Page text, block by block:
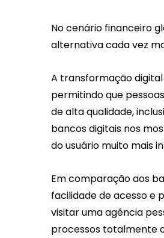
No cenário financeiro
alternativa cada vez
A transformação
permitindo que
de alta qualidade,
bancos digitais nos
do usuário muito mais
Em comparação aos
facilidade de acesso e
visitar uma agência
processos totalmente